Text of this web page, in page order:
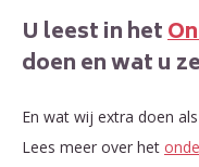
U leest in het
doen en wat u
En wat wij extra doen
Lees meer over het